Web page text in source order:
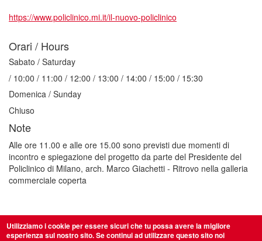
https://www.policlinico.mi.it/il-nuovo-policlinico
Orari / Hours
Sabato / Saturday
/ 10:00 / 11:00 / 12:00 / 13:00 / 14:00 / 15:00 / 15:30
Domenica / Sunday
Chiuso
Note
Alle ore 11.00 e alle ore 15.00 sono previsti due momenti di
incontro e spiegazione del progetto da parte del Presidente del
Policlinico di Milano, arch. Marco Giachetti - Ritrovo nella galleria
commerciale coperta
Utilizziamo i cookie per essere sicuri che tu possa avere la migliore
esperienza sul nostro sito. Se continui ad utilizzare questo sito noi